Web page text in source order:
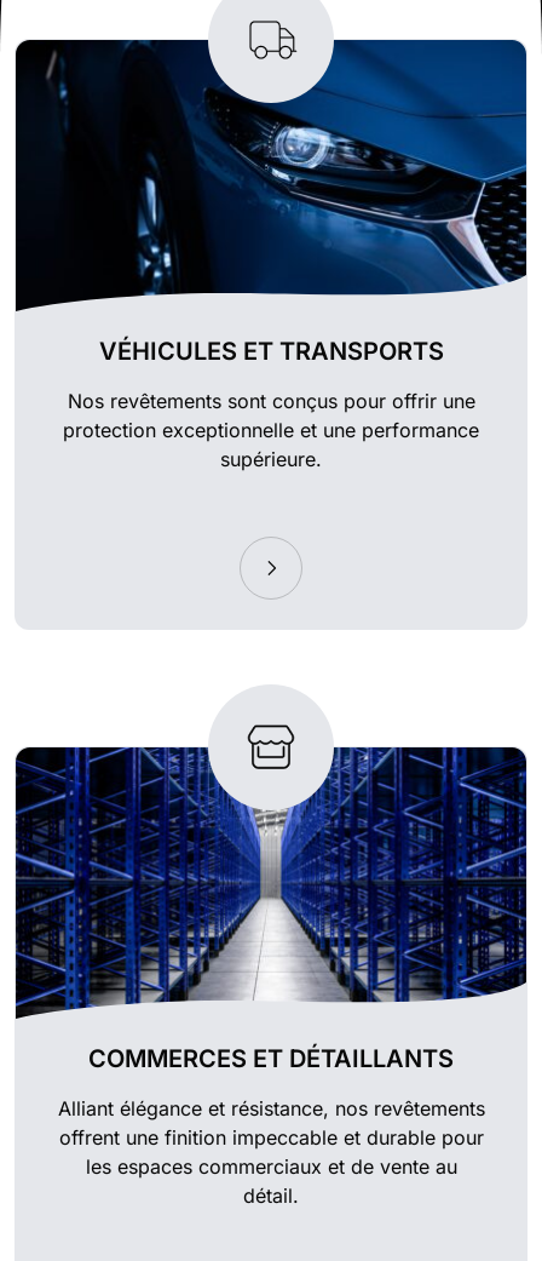
VÉHICULES ET TRANSPORTS
Nos revêtements sont conçus pour offrir une
protection exceptionnelle et une performance
supérieure.
COMMERCES ET DÉTAILLANTS
Alliant élégance et résistance, nos revêtements
offrent une finition impeccable et durable pour
les espaces commerciaux et de vente au
détail.